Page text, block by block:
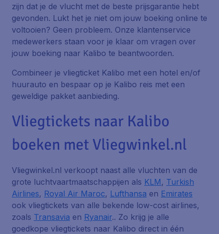
zijn dat je de vlucht met de beste prijsgarantie hebt
gevonden. Lukt het je niet om jouw boeking online te
voltooien? Geen probleem. Onze klantenservice
medewerkers staan voor je klaar om vragen over
jouw boeking naar Kalibo te beantwoorden.
Combineer je vliegticket Kalibo met een hotel en/of
huurauto en bespaar op je Kalibo reis met een
geweldige pakket aanbieding.
Vliegtickets naar Kalibo
boeken met Vliegwinkel.nl
Vliegwinkel.nl verkoopt naast alle vluchten van de
grote luchtvaartmaatschappijen als KLM, Turkish
Airlines, Royal Air Maroc, Lufthansa en Emirates
ook vliegtickets van alle bekende low-cost airlines,
zoals Transavia en Ryanair.. Zo krijg je alle
goedkope vliegtickets naar Kalibo direct in één